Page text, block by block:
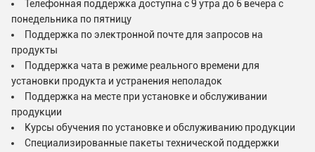
Телефонная поддержка доступна с 9 утра до 6 вечера с
понедельника по пятницу
Поддержка по электронной почте для запросов на
продукты
Поддержка чата в режиме реального времени для
установки продукта и устранения неполадок
Поддержка на месте при установке и обслуживании
продукции
Курсы обучения по установке и обслуживанию продукции
Специализированные пакеты технической поддержки